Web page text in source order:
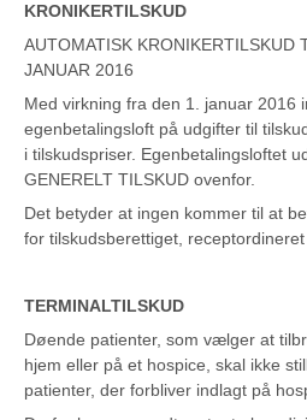
KRONIKERTILSKUD
AUTOMATISK KRONIKERTILSKUD
JANUAR 2016
Med virkning fra den 1. januar 2016
egenbetalingsloft på udgifter til
i tilskudspriser. Egenbetalingsloftet
GENERELT TILSKUD ovenfor.
Det betyder at ingen kommer til at
for tilskudsberettiget,
TERMINALTILSKUD
Døende patienter, som vælger at
hjem eller på et hospice, skal ikke
patienter, der forbliver indlagt på